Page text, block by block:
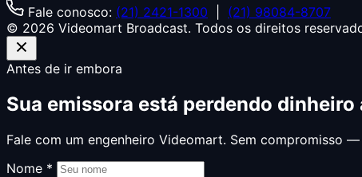
Fale conosco: (21) 2421-1300
(21) 98084-8707
© 2026 Videomart Broadcast. Todos os direitos
Antes de ir embora
Sua emissora está perdendo dinheiro
Fale com um engenheiro Videomart. Sem compromisso
Nome *